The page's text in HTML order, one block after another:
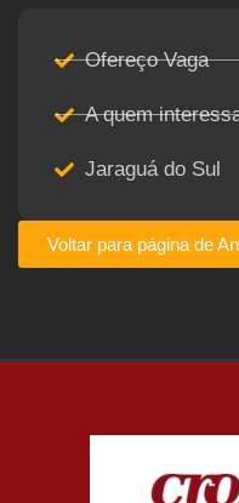
Ofereço Vaga
A quem
Jaraguá do Sul
Voltar para página de